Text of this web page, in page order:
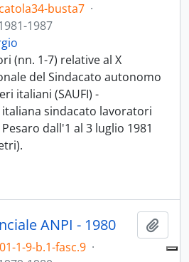
busta7 ·
1987
(nn. 1-7) relative al X
del Sindacato autonomo
italiani (SAUFI) -
sindacato lavoratori
dall'1 al 3 luglio 1981
ANPI - 1980
1-9-b.1-fasc.9 ·